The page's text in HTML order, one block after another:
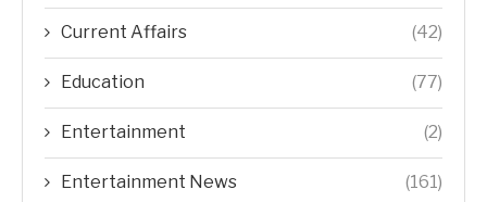
Current Affairs (42)
Education (77)
Entertainment (2)
Entertainment News (161)